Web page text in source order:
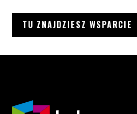
TU ZNAJDZIESZ WSPARCIE